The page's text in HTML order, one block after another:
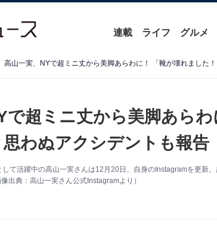
連載 ライフ グルメ
高山一実、NYで超ミニ丈から美脚あらわに！ 「靴が壊れました
で超ミニ丈から美脚あら
思わぬアクシデントも報告
て活躍中の高山一実さんは12月20日、自身のInstagramを更新
出典：高山一実さん公式Instagramより）